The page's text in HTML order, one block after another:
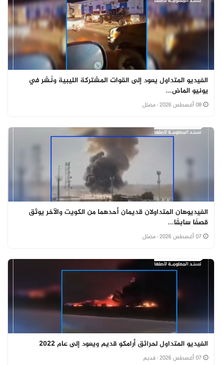
الفيديو المتداول يعود إلى القوات المشتركة الليبية ونُشر في
يونيو الماض...
· مضلل
الفيديوهان المتداولان قديمان أحدهما من الكويت والآخر يوثق
قصفًا سابقًا...
· مضلل
الفيديو المتداول لحرائق أرامكو قديم ويعود إلى عام 2022
· قديم